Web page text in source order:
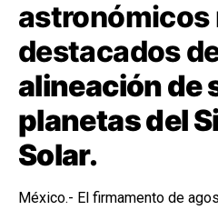
astronómicos
destacados
alineación de
planetas del
Solar.
México.- El firmamento de